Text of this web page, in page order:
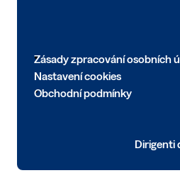
Zásady zpracování osobních
Nastavení cookies
Obchodní podmínky
Dirigenti